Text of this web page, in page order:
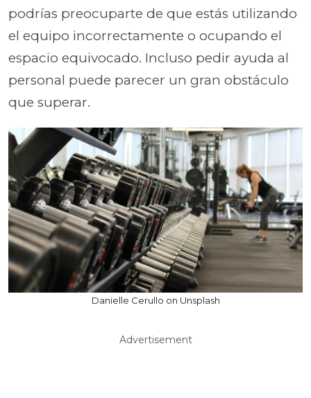
podrías preocuparte de que estás utilizando
el equipo incorrectamente o ocupando el
espacio equivocado. Incluso pedir ayuda al
personal puede parecer un gran obstáculo
que superar.
Danielle Cerullo on Unsplash
Advertisement